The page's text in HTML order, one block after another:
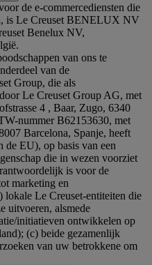
de e-commercediensten die
is Le Creuset BENELUX NV
Benelux NV,
van ons te
van de
Group, die als
Le Creuset Group AG, met
4 , Baar, Zugo, 6340
nummer B62153630, met
Barcelona, Spanje, heeft
de EU), op basis van een
die in wezen voorziet
is voor de
marketing en
lokale Le Creuset-entiteiten die
uitvoeren, alsmede
initiatieven ontwikkelen op
(c) beide gezamenlijk
van uw betrokkene om